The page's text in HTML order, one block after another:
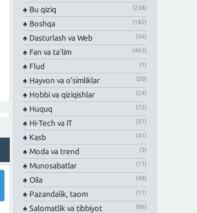
Bu qiziq (238)
Boshqa (182)
Dasturlash va Web (56)
Fan va ta'lim (465)
Flud (1)
Hayvon va o'simliklar (20)
Hobbi va qiziqishlar (24)
Huquq (72)
Hi-Tech va IT (57)
Kasb (41)
Moda va trend (3)
Munosabatlar (17)
Oila (48)
Pazandalik, taom (11)
Salomatlik va tibbiyot (86)